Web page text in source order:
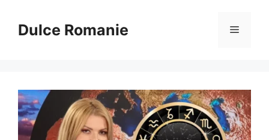
conținutDulce Romanie Meniu